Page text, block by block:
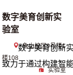
数字美育创新实
验室
象山校区9号楼1
楼108
实验室
数字美育创新
致力于通过构建智